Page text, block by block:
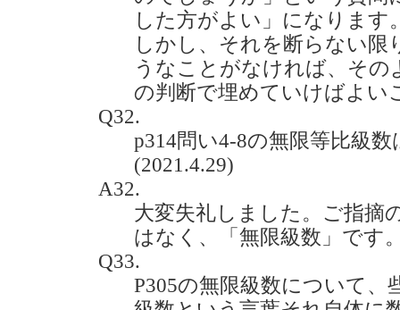
した方がよい」になります
しかし、それを断らない限
うなことがなければ、その
の判断で埋めていけばよい
Q32.
p314問い4-8の無限等比級
(2021.4.29)
A32.
大変失礼しました。ご指摘
はなく、「無限級数」です
Q33.
P305の無限級数について、